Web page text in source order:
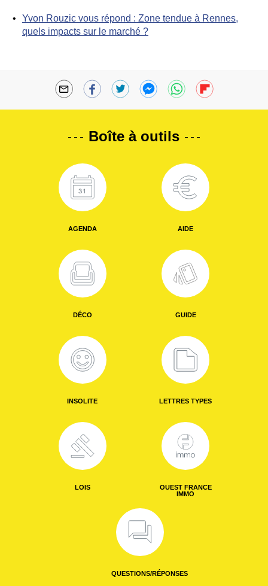
Yvon Rouzic vous répond : Zone tendue à Rennes,
quels impacts sur le marché ?
Boîte à outils
AGENDA AIDE
DÉCO GUIDE
INSOLITE LETTRES TYPES
LOIS
OUEST FRANCE
IMMO
QUESTIONS/RÉPONSES